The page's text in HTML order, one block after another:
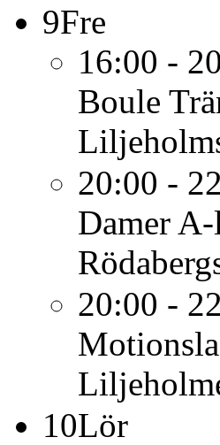
9Fre
16:00 -
Boule
20:00 -
Damer
20:00 -
10Lör